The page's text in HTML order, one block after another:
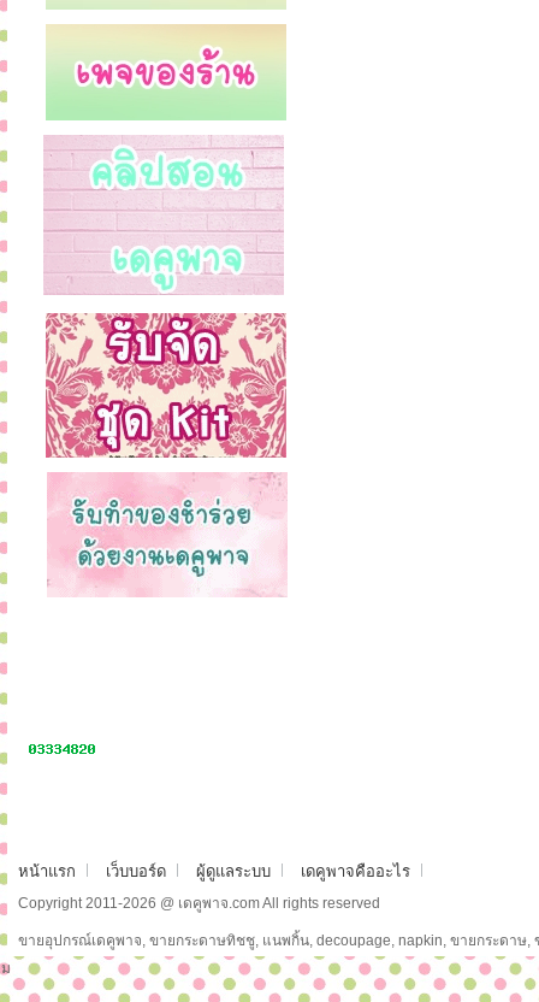
หน้าแรก เว็บบอร์ด ผู้ดูแลระบบ เดคูพาจคืออะไร
Copyright 2011-2026 @ เดคูพาจ.com All rights reserved
ขายอุปกรณ์เดคูพาจ, ขายกระดาษทิชชู, แนพกิ้น, decoupage, napkin, ขายกระดาษ
ม